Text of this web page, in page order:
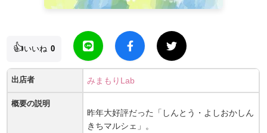
👍いいね 0
出店者 みまもりLab
概要の説明
昨年大好評だった「しんとう・よしおかしん
きちマルシェ」。